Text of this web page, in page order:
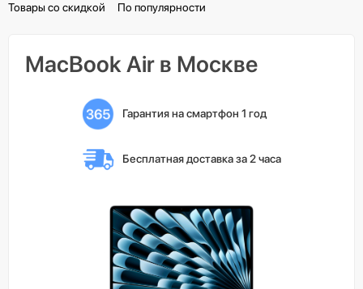
Товары со скидкой
По популярности
MacBook Air в Москве
Гарантия на смартфон 1 год
Бесплатная доставка за 2 часа